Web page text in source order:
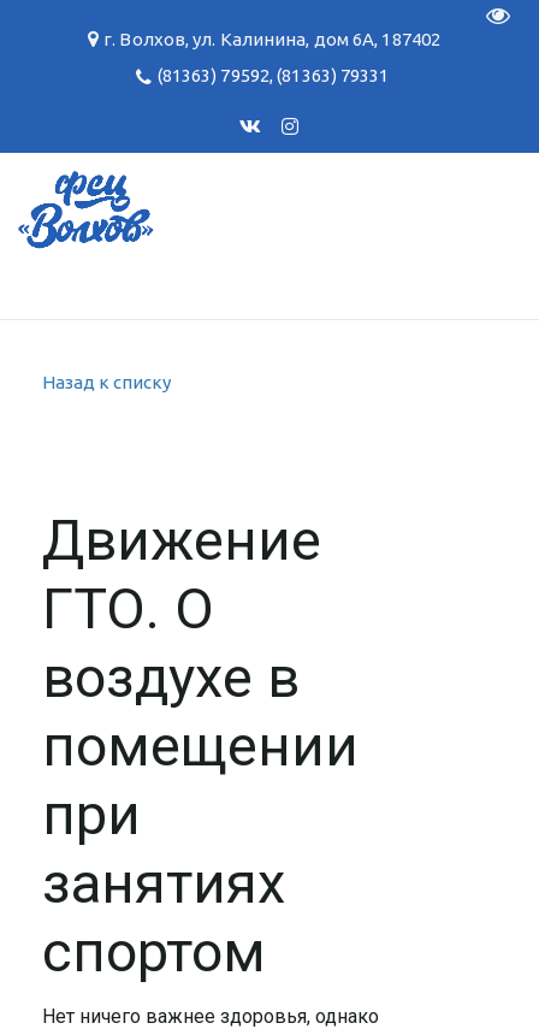
г. Волхов,ул. Калинина, дом 6А, 187402
(81363) 79592,(81363) 79331
Назад к списку
Движение
ГТО. О
воздухе в
помещении
при
занятиях
спортом
Нет ничего важнее здоровья, однако